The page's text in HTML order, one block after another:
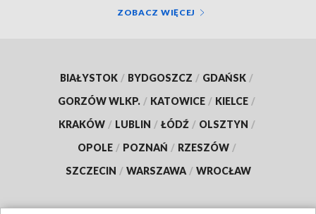
ZOBACZ WIĘCEJ
BIAŁYSTOK / BYDGOSZCZ / GDAŃSK /
GORZÓW WLKP. / KATOWICE / KIELCE /
KRAKÓW / LUBLIN / ŁÓDŹ / OLSZTYN /
OPOLE / POZNAŃ / RZESZÓW /
SZCZECIN / WARSZAWA / WROCŁAW